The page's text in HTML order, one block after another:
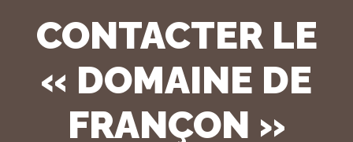
CONTACTER LE
« DOMAINE DE
FRANÇON »